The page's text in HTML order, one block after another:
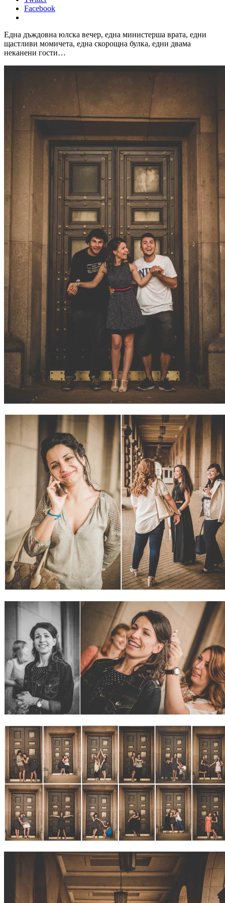
Facebook
Една дъждовна юлска вечер, една министерша врата, едни
щастливи момичета, една скорощна булка, едни двама
неканени гости…